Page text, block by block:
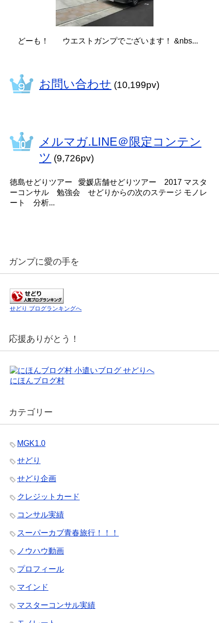
どーも！ ウエストガンプでございます！ &nbs...
お問い合わせ (10,199pv)
メルマガ.LINE＠限定コンテン
ツ (9,726pv)
徳島せどりツアー 愛媛店舗せどりツアー 2017 マスタ
ーコンサル 勉強会 せどりからの次のステージ モノレ
ート 分析...
ガンプに愛の手を
せどり ブログランキングへ
応援ありがとう！
にほんブログ村
カテゴリー
MGK1.0
せどり
せどり企画
クレジットカード
コンサル実績
スーパーカブ青春旅行！！！
ノウハウ動画
プロフィール
マインド
マスターコンサル実績